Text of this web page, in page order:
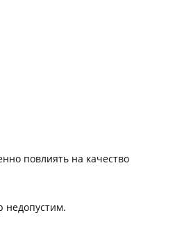
повлиять на качество
недопустим.